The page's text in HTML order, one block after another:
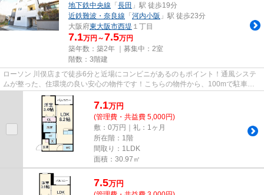
地下鉄中央線 「長田 」駅 徒歩19分
近鉄難波・奈良線 「河内小阪 」駅 徒歩23分
大阪府東大阪市西堤 １丁目
7.1万円～7.5万円
築年数：築2年 ｜募集中： 2室
階数：3階建
ローソン 川俣店まで徒歩6分と近場にコンビニがあるのもポイント！通風システ
ムが整った、住環境の良い安心の物件です！こちらの物件から、100mで駐車場
です！2023年築のコチラの物件...
7.1万円
(管理費・共益費 5,000円)
敷：0万円｜礼：1ヶ月
所在階：1階
間取り：1LDK
面積：30.97㎡
7.5万円